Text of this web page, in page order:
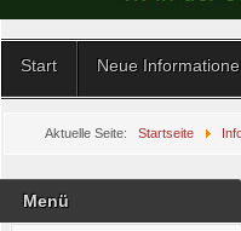
Start Neue
Aktuelle Seite: Startseite
Menü